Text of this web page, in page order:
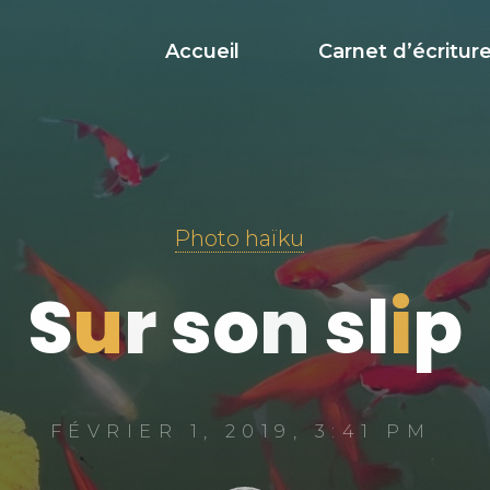
Accueil Carnet
Photo haïku
Sursonslip
FÉVRIER 1, 2019, 3:41 PM